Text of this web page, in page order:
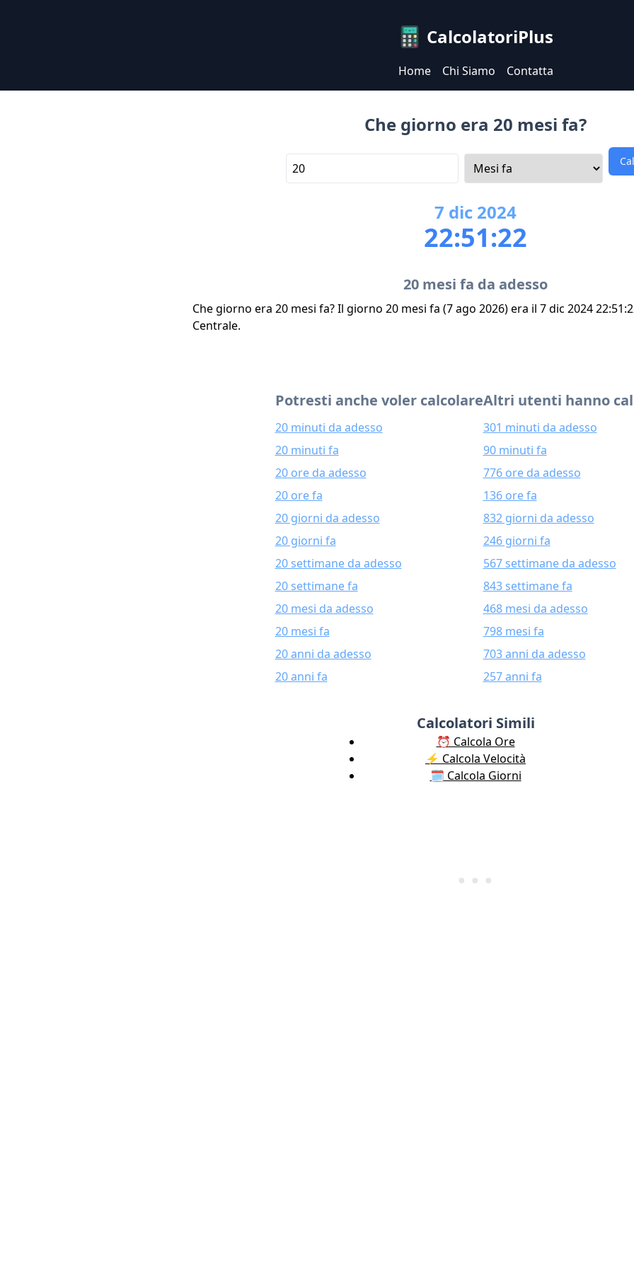
CalcolatoriPlus
Home Chi Siamo Contatta
Che giorno era 20 mesi fa?
7 dic 2024
22:51:22
20 mesi fa da adesso
Che giorno era 20 mesi fa? Il giorno 20 mesi fa (7 ago 2026) era il 7 dic 2024
Centrale.
Potresti anche voler calcolare
20 minuti da adesso
20 minuti fa
20 ore da adesso
20 ore fa
20 giorni da adesso
20 giorni fa
20 settimane da adesso
20 settimane fa
20 mesi da adesso
20 mesi fa
20 anni da adesso
20 anni fa
Altri utenti hanno
301 minuti da adesso
90 minuti fa
776 ore da adesso
136 ore fa
832 giorni da adesso
246 giorni fa
567 settimane da adesso
843 settimane fa
468 mesi da adesso
798 mesi fa
703 anni da adesso
257 anni fa
Calcolatori Simili
⏰ Calcola Ore
⚡️ Calcola Velocità
🗓️ Calcola Giorni